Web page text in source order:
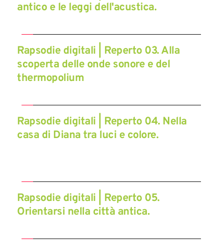
antico e le leggi dell'acustica.
Rapsodie digitali | Reperto 03. Alla
scoperta delle onde sonore e del
thermopolium
Rapsodie digitali | Reperto 04. Nella
casa di Diana tra luci e colore.
Rapsodie digitali | Reperto 05.
Orientarsi nella città antica.